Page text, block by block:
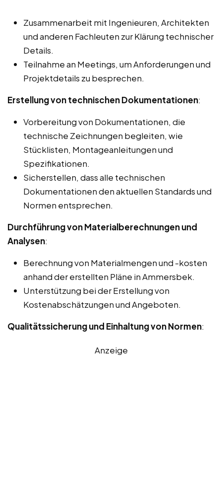
Zusammenarbeit mit Ingenieuren, Architekten
und anderen Fachleuten zur Klärung technischer
Details.
Teilnahme an Meetings, um Anforderungen und
Projektdetails zu besprechen.
Erstellung von technischen Dokumentationen:
Vorbereitung von Dokumentationen, die
technische Zeichnungen begleiten, wie
Stücklisten, Montageanleitungen und
Spezifikationen.
Sicherstellen, dass alle technischen
Dokumentationen den aktuellen Standards und
Normen entsprechen.
Durchführung von Materialberechnungen und
Analysen:
Berechnung von Materialmengen und -kosten
anhand der erstellten Pläne in Ammersbek.
Unterstützung bei der Erstellung von
Kostenabschätzungen und Angeboten.
Qualitätssicherung und Einhaltung von Normen:
Anzeige